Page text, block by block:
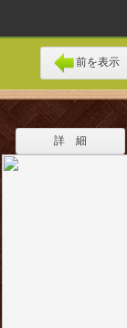
前を表示
詳 細